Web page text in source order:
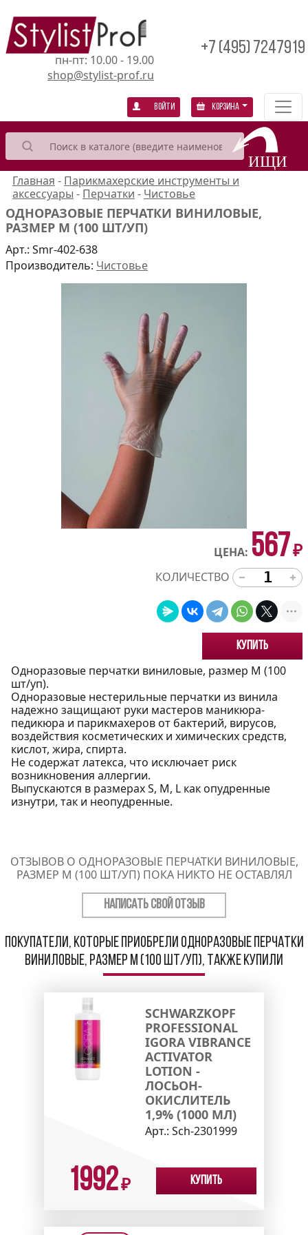
пн-пт: 10.00 - 19.00
shop@stylist-prof.ru
+7 (495) 7247919
Войти Корзина
Главная - Парикмахерские инструменты и
аксессуары - Перчатки - Чистовье
ОДНОРАЗОВЫЕ ПЕРЧАТКИ ВИНИЛОВЫЕ,
РАЗМЕР M (100 ШТ/УП)
Арт.: Smr-402-638
Производитель: Чистовье
ЦЕНА: 567₽
КОЛИЧЕСТВО
Купить
Одноразовые перчатки виниловые, размер M (100
шт/уп).
Одноразовые нестерильные перчатки из винила
надежно защищают руки мастеров маникюра-
педикюра и парикмахеров от бактерий, вирусов,
воздействия косметических и химических средств,
кислот, жира, спирта.
Не содержат латекса, что исключает риск
возникновения аллергии.
Выпускаются в размерах S, M, L как опудренные
изнутри, так и неопудренные.
ОТЗЫВОВ О ОДНОРАЗОВЫЕ ПЕРЧАТКИ ВИНИЛОВЫЕ,
РАЗМЕР M (100 ШТ/УП) ПОКА НИКТО НЕ ОСТАВЛЯЛ
НАПИСАТЬ СВОЙ ОТЗЫВ
Покупатели, которые приобрели Одноразовые перчатки
виниловые, размер M (100 шт/уп), также купили
SCHWARZKOPF
PROFESSIONAL
IGORA VIBRANCE
ACTIVATOR
LOTION -
ЛОСЬОН-
ОКИСЛИТЕЛЬ
1,9% (1000 МЛ)
Арт.: Sch-2301999
1992₽ Купить